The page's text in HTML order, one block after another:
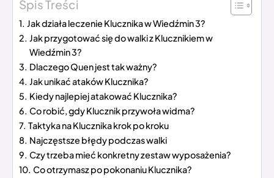
Spis Treści
Jak działa leczenie Klucznika w Wiedźmin 3?
Jak przygotować się do walki z Klucznikiem w
Wiedźmin 3?
Dlaczego Quen jest tak ważny?
Jak unikać ataków Klucznika?
Kiedy najlepiej atakować Klucznika?
Co robić, gdy Klucznik przywoła widma?
Taktyka na Klucznika krok po kroku
Najczęstsze błędy podczas walki
Czy trzeba mieć konkretny zestaw wyposażenia?
Co otrzymasz po pokonaniu Klucznika?